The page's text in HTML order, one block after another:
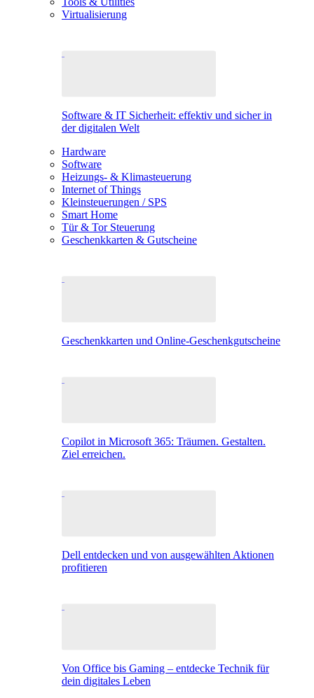
Virtualisierung
Software & IT Sicherheit: effektiv und sicher in
der digitalen Welt
Hardware
Software
Heizungs- & Klimasteuerung
Internet of Things
Kleinsteuerungen / SPS
Smart Home
Tür & Tor Steuerung
Geschenkkarten & Gutscheine
Geschenkkarten und Online-Geschenkgutscheine
Copilot in Microsoft 365: Träumen. Gestalten.
Ziel erreichen.
Dell entdecken und von ausgewählten Aktionen
profitieren
Von Office bis Gaming – entdecke Technik für
dein digitales Leben